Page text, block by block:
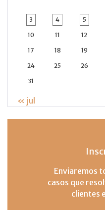
3 4 5
10 11 12
17 18 19
24 25 26
31
« jul
Enviaremos
casos que
clientes